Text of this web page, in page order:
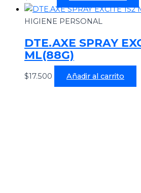
HIGIENE PERSONAL
DTE.AXE SPRAY
ML(88G)
$17.500 Añadir al carrito